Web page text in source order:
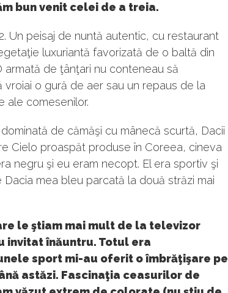
bun venit celei de a treia.
Un peisaj de nuntă autentic, cu restaurant
luxuriantă favorizată de o baltă din
armată de ţânţari nu conteneau să
o gură de aer sau un repaus de la
ale comesenilor.
de cămăşi cu mânecă scurtă, Dacii
Cielo proaspăt produse în Coreea, cineva
negru şi eu eram necopt. El era sportiv şi
mea bleu parcată la două străzi mai
le ştiam mai mult de la televizor
invitat înăuntru. Totul era
sport mi-au oferit o îmbrăţişare pe
astăzi. Fascinaţia ceasurilor de